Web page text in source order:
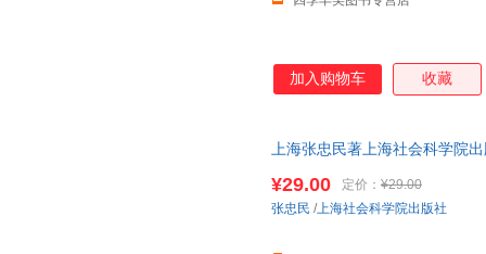
加入购物车 收藏
上海张忠民著上海社会科学院
¥29.00 定价： ¥29.00
张忠民 /上海社会科学院出版社